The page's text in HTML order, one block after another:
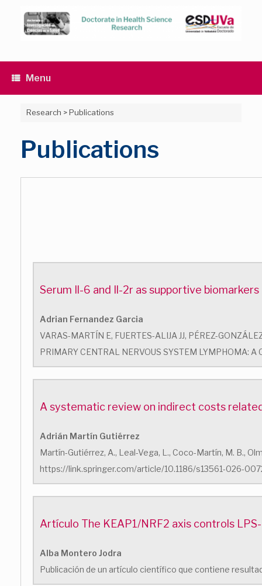
content
Menu
Research >Publications
Publications
Serum Il-6 and Il-2r as supportive
Adrian Fernandez Garcia
VARAS-MARTÍN E, FUERTES-ALIJA JJ, PÉREZ-
PRIMARY CENTRAL NERVOUS SYSTEM LYMPHOMA: A
A systematic review on indirect costs
Adrián Martín Gutiérrez
Martín-Gutiérrez, A., Leal-Vega, L., Coco-Martín, M. B.,
https://link.springer.com/article/10.1186/s13561-026-
Artículo The KEAP1/NRF2 axis controls
Alba Montero Jodra
Publicación de un artículo científico que contiene